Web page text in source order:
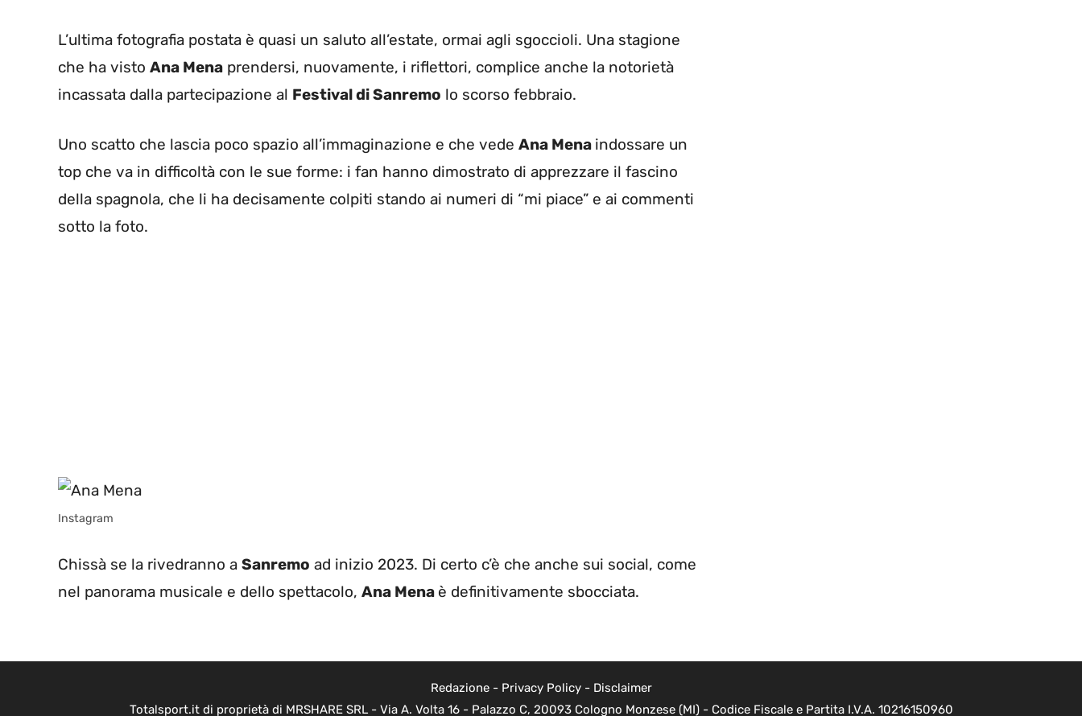
L’ultima fotografia postata è quasi un saluto all’estate, ormai agli sgoccioli. Una stagione
che ha visto Ana Mena prendersi, nuovamente, i riflettori, complice anche la notorietà
incassata dalla partecipazione al Festival di Sanremo lo scorso febbraio.
Uno scatto che lascia poco spazio all’immaginazione e che vede Ana Mena indossare un
top che va in difficoltà con le sue forme: i fan hanno dimostrato di apprezzare il fascino
della spagnola, che li ha decisamente colpiti stando ai numeri di “mi piace” e ai commenti
sotto la foto.
Instagram
Chissà se la rivedranno a Sanremo ad inizio 2023. Di certo c’è che anche sui social, come
nel panorama musicale e dello spettacolo, Ana Mena è definitivamente sbocciata.
Redazione- Privacy Policy- Disclaimer
Totalsport.it di proprietà di MRSHARE SRL - Via A. Volta 16 - Palazzo C, 20093 Cologno Monzese (MI) - Codice Fiscale e Partita I.V.A. 10216150960